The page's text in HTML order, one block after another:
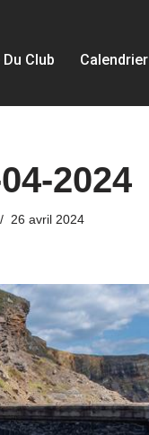
Du Club Calendrier
2024
26 avril 2024